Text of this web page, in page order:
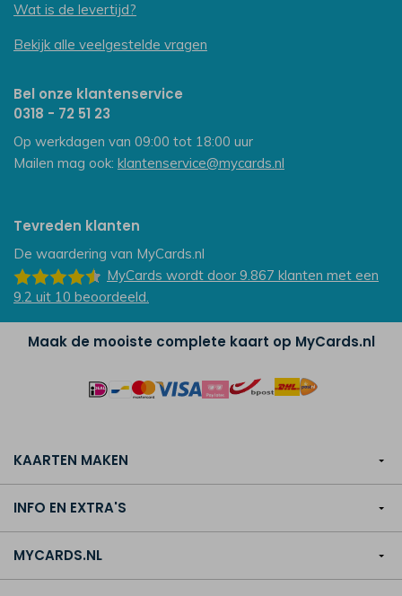
Wat is de levertijd?
Bekijk alle veelgestelde vragen
Bel onze klantenservice
0318 - 72 51 23
Op werkdagen van 09:00 tot 18:00 uur
Mailen mag ook: klantenservice@mycards.nl
Tevreden klanten
De waardering van MyCards.nl
MyCards wordt door 9.867 klanten met een
9.2 uit 10 beoordeeld.
Maak de mooiste complete kaart op MyCards.nl
KAARTEN MAKEN
INFO EN EXTRA'S
MYCARDS.NL